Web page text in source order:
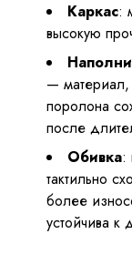
Каркас:
высокую
— материал,
поролона
после
Обивка:
тактильно
более
устойчива